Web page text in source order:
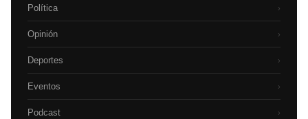
Política ›
Opinión ›
Deportes ›
Eventos ›
Podcast ›